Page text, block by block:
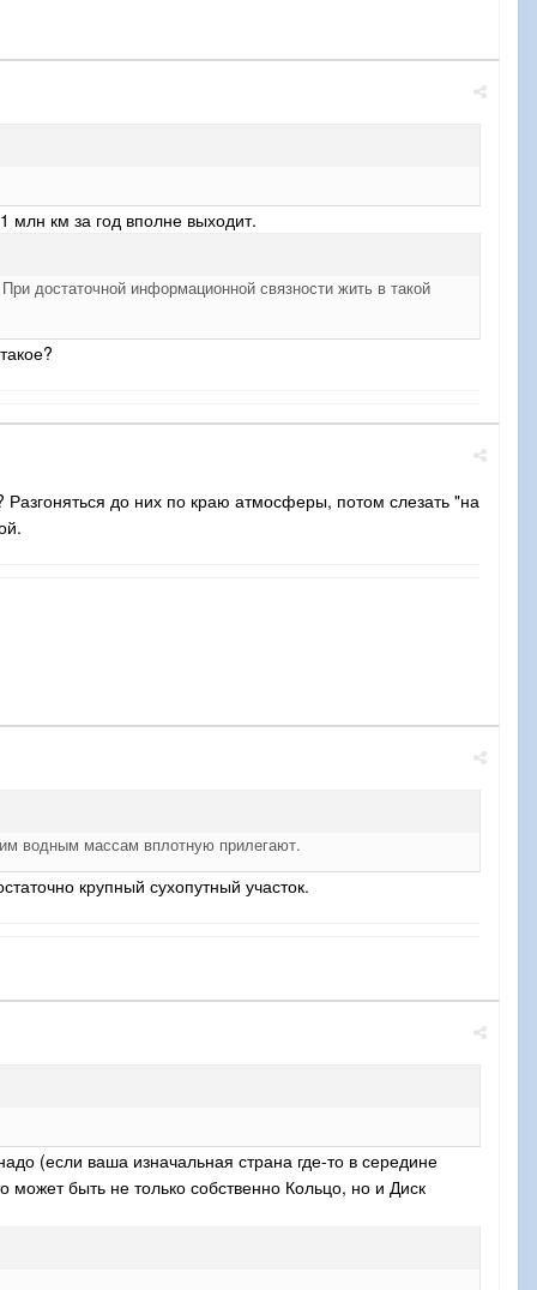
млн км за год вполне выходит.
достаточной информационной связности жить в такой
Разгоняться до них по краю атмосферы, потом слезать "на
водным массам вплотную прилегают.
крупный сухопутный участок.
(если ваша изначальная страна где-то в середине
может быть не только собственно Кольцо, но и Диск